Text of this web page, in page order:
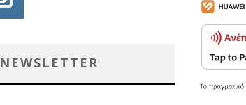
NEWSLETTER